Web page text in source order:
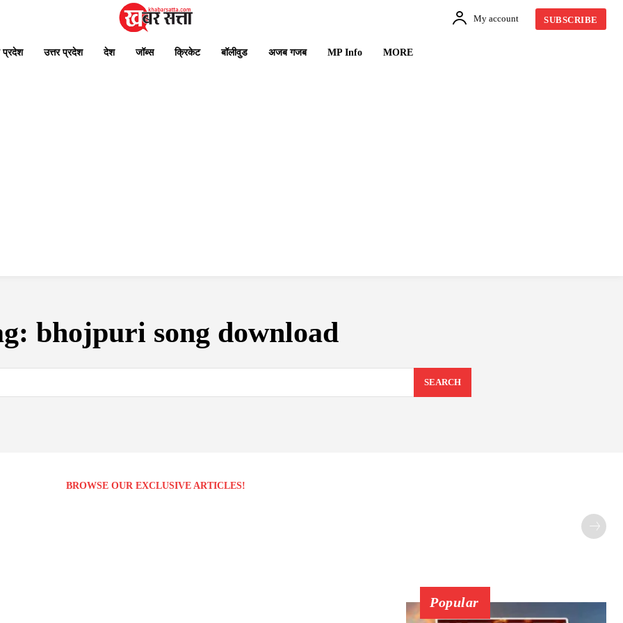
My account SUBSCRIBE
प्रदेश उत्तर प्रदेश देश जॉब्स क्रिकेट बॉलीवुड अजब गजब MP Info MORE
bhojpuri song download
SEARCH
BROWSE OUR EXCLUSIVE ARTICLES!
Popular